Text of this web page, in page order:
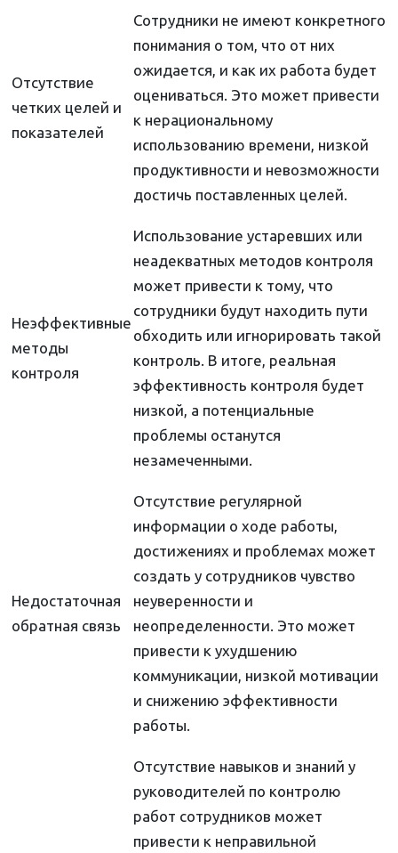
Отсутствие
четких целей и
показателей
Сотрудники не имеют конкретного
понимания о том, что от них
ожидается, и как их работа будет
оцениваться. Это может привести
к нерациональному
использованию времени, низкой
продуктивности и невозможности
достичь поставленных целей.
Неэффективные
методы
контроля
Использование устаревших или
неадекватных методов контроля
может привести к тому, что
сотрудники будут находить пути
обходить или игнорировать такой
контроль. В итоге, реальная
эффективность контроля будет
низкой, а потенциальные
проблемы останутся
незамеченными.
Недостаточная
обратная связь
Отсутствие регулярной
информации о ходе работы,
достижениях и проблемах может
создать у сотрудников чувство
неуверенности и
неопределенности. Это может
привести к ухудшению
коммуникации, низкой мотивации
и снижению эффективности
работы.
Отсутствие навыков и знаний у
руководителей по контролю
работ сотрудников может
привести к неправильной